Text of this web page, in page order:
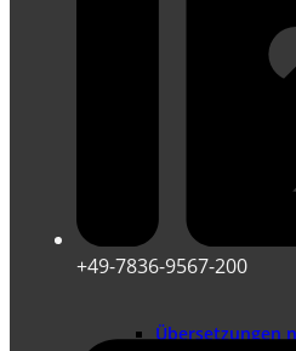
Übersetzungen
+49-7836-9567-200